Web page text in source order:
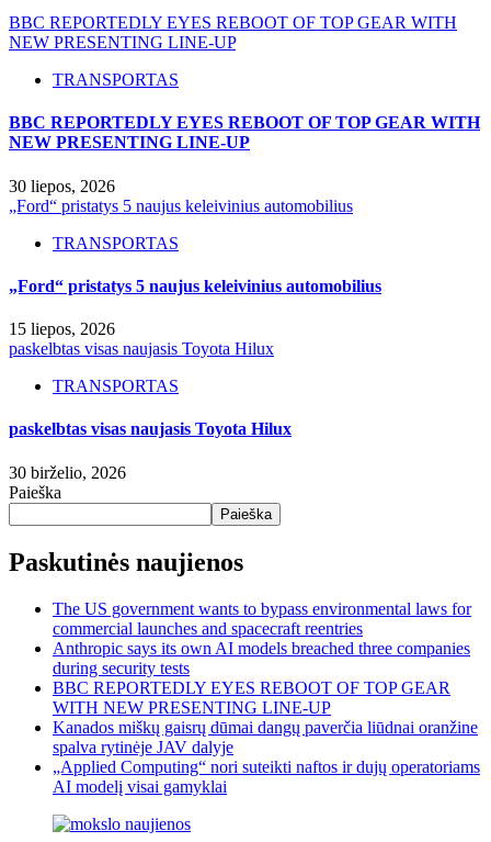
BBC REPORTEDLY EYES REBOOT OF TOP GEAR WITH
NEW PRESENTING LINE-UP
TRANSPORTAS
BBC REPORTEDLY EYES REBOOT OF TOP GEAR WITH
NEW PRESENTING LINE-UP
30 liepos, 2026
„Ford“ pristatys 5 naujus keleivinius automobilius
TRANSPORTAS
„Ford“ pristatys 5 naujus keleivinius automobilius
15 liepos, 2026
paskelbtas visas naujasis Toyota Hilux
TRANSPORTAS
paskelbtas visas naujasis Toyota Hilux
30 birželio, 2026
Paieška
Paieška
Paskutinės naujienos
The US government wants to bypass environmental laws for
commercial launches and spacecraft reentries
Anthropic says its own AI models breached three companies
during security tests
BBC REPORTEDLY EYES REBOOT OF TOP GEAR
WITH NEW PRESENTING LINE-UP
Kanados miškų gaisrų dūmai dangų paverčia liūdnai oranžine
spalva rytinėje JAV dalyje
„Applied Computing“ nori suteikti naftos ir dujų operatoriams
AI modelį visai gamyklai